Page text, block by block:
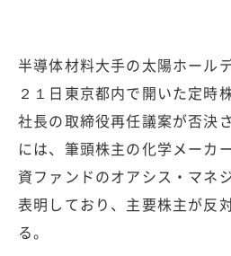
半導体材料大手の太陽ホール
２１日東京都内で開いた定時
社長の取締役再任議案が否決
には、筆頭株主の化学メーカ
資ファンドのオアシス・マネ
表明しており、主要株主が反
る。